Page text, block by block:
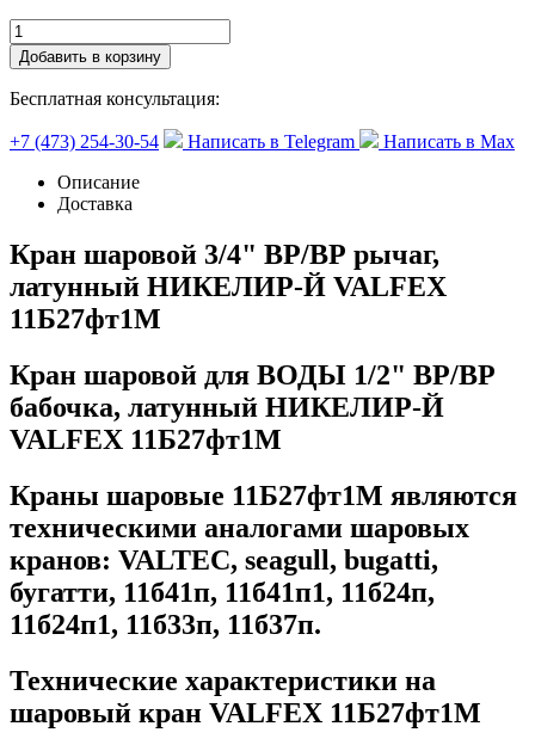
Добавить в корзину
Бесплатная консультация:
+7 (473) 254-30-54 Написать в Telegram
Написать в Max
Описание
Доставка
Кран шаровой 3/4" ВР/ВР рычаг,
латунный НИКЕЛИР-Й VALFEX
11Б27фт1М
Кран шаровой для ВОДЫ 1/2" ВР/ВР
бабочка, латунный НИКЕЛИР-Й
VALFEX 11Б27фт1М
Краны шаровые 11Б27фт1М являются
техническими аналогами шаровых
кранов: VALTEC, seagull, bugatti,
бугатти, 11б41п, 11б41п1, 11б24п,
11б24п1, 11б33п, 11б37п.
Технические характеристики на
шаровый кран VALFEX 11Б27фт1М